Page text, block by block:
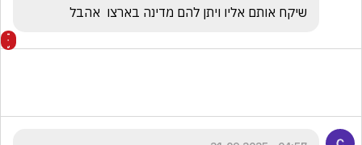
שיקח אותם אליו ויתן להם מדינה בארצו  אהבל